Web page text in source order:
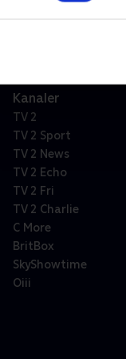
Kanaler
TV 2
TV 2 Sport
TV 2 News
TV 2 Echo
TV 2 Fri
TV 2 Charlie
C More
BritBox
SkyShowtime
Oiii